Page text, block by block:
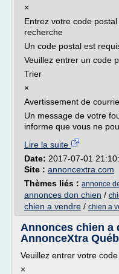
×
Entrez votre code
recherche
Un code postal est
Veuillez entrer un code
Trier
×
Avertissement de
Un message de votre
informe que vous ne
Lire la suite
Date: 2017-07-01
Site : annoncextra.com
Thèmes liés : annonce
annonces don chien /
chien a vendre / chien a
Annonces chien a
AnnonceXtra
Veuillez entrer votre
×